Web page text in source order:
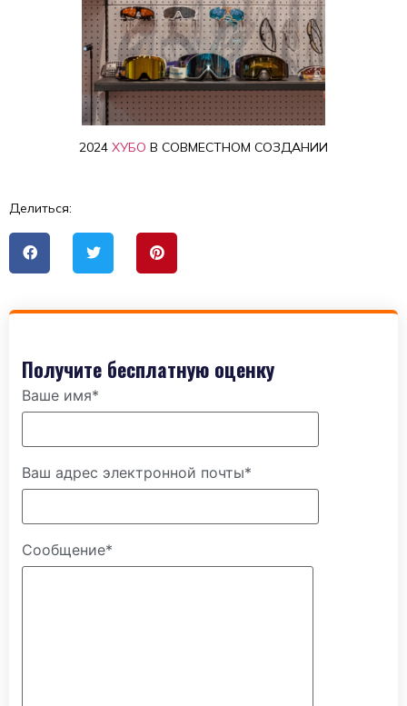
2024 ХУБО В СОВМЕСТНОМ СОЗДАНИИ
Делиться:
Получите бесплатную оценку
Ваше имя*
Ваш адрес электронной почты*
Сообщение*